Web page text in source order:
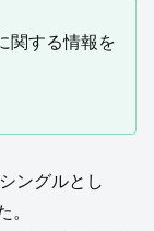
関する情報を
ングルとし
。